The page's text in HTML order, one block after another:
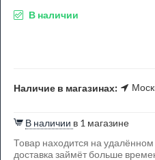
В наличии
Наличие в магазинах:
В наличии в 1 магазине
Товар находится на удалённом
доставка займёт больше